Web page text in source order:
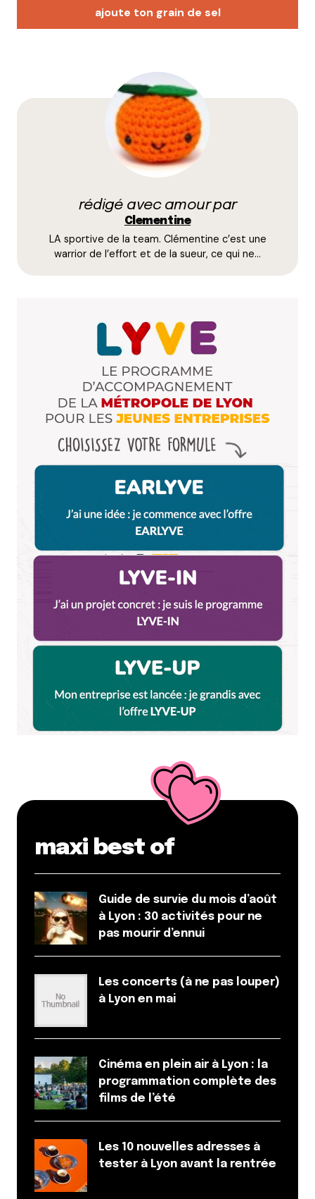
ajoute ton grain de sel
Votre adresse e-mail ne sera pas publiée.
champs obligatoires sont indiqués avec
E-mail*
navigateur pour mon prochain commentaire.
Prévenez-moi de tous les nouveaux commentaires
rédigé avec amour par
Clementine
LA sportive de la team. Clémentine c’est une
warrior de l’effort et de la sueur, ce qui ne…
maxi best of
Guide de survie du mois d’août
à Lyon : 30 activités pour ne
pas mourir d’ennui
Les concerts (à ne pas louper)
à Lyon en mai
Cinéma en plein air à Lyon : la
programmation complète des
films de l’été
Les 10 nouvelles adresses à
tester à Lyon avant la rentrée